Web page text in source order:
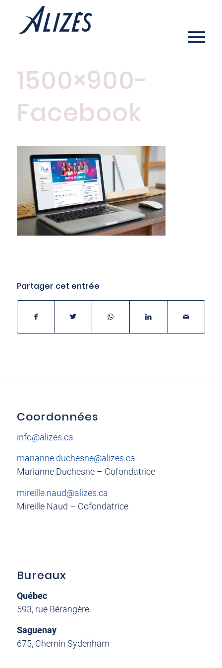
1500×900-
Facebook
Partager cet entrée
Coordonnées
info@alizes.ca
marianne.duchesne@alizes.ca
Marianne Duchesne – Cofondatrice
mireille.naud@alizes.ca
Mireille Naud – Cofondatrice
Bureaux
Québec
593, rue Bérangère
Saguenay
675, Chemin Sydenham